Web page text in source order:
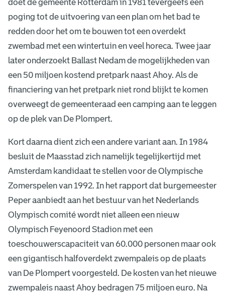
doet de gemeente Rotterdam in 1981 tevergeefs een
poging tot de uitvoering van een plan om het bad te
redden door het om te bouwen tot een overdekt
zwembad met een wintertuin en veel horeca. Twee jaar
later onderzoekt Ballast Nedam de mogelijkheden van
een 50 miljoen kostend pretpark naast Ahoy. Als de
financiering van het pretpark niet rond blijkt te komen
overweegt de gemeenteraad een camping aan te leggen
op de plek van De Plompert.
Kort daarna dient zich een andere variant aan. In 1984
besluit de Maasstad zich namelijk tegelijkertijd met
Amsterdam kandidaat te stellen voor de Olympische
Zomerspelen van 1992. In het rapport dat burgemeester
Peper aanbiedt aan het bestuur van het Nederlands
Olympisch comité wordt niet alleen een nieuw
Olympisch Feyenoord Stadion met een
toeschouwerscapaciteit van 60.000 personen maar ook
een gigantisch halfoverdekt zwempaleis op de plaats
van De Plompert voorgesteld. De kosten van het nieuwe
zwempaleis naast Ahoy bedragen 75 miljoen euro. Na